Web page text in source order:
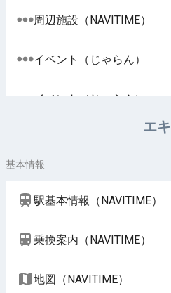
周辺施設（NAVITIME）
イベント（じゃらん）
イベント（じゃらん）
エキ
基本情報
駅基本情報（NAVITIME）
乗換案内（NAVITIME）
地図（NAVITIME）